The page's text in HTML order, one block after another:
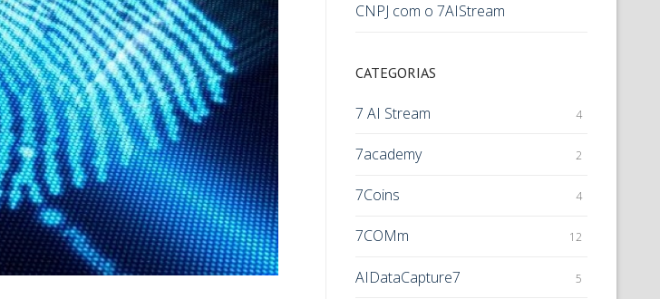
CNPJ com o 7AIStream
CATEGORIAS
7 AI Stream 4
7academy 2
7Coins 4
7COMm 12
AIDataCapture7 5